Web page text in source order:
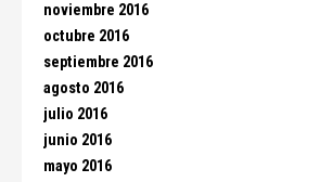
noviembre 2016
octubre 2016
septiembre 2016
agosto 2016
julio 2016
junio 2016
mayo 2016